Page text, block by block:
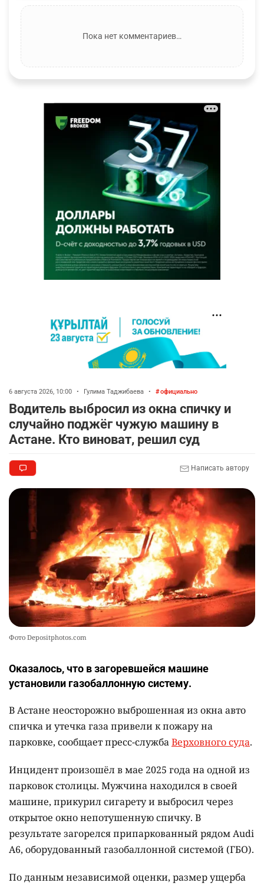
Пока нет комментариев…
6 августа 2026, 10:00 • Гулима Таджибаева • официально
Водитель выбросил из окна спичку и
случайно поджёг чужую машину в
Астане. Кто виноват, решил суд
Написать автору
Фото Depositphotos.com
Оказалось, что в загоревшейся машине
установили газобаллонную систему.
В Астане неосторожно выброшенная из окна авто
спичка и утечка газа привели к пожару на
парковке, сообщает пресс-службаВерховного суда.
Инцидент произошёл в мае 2025 года на одной из
парковок столицы. Мужчина находился в своей
машине, прикурил сигарету и выбросил через
открытое окно непотушенную спичку. В
результате загорелся припаркованный рядом Audi
A6, оборудованный газобаллонной системой (ГБО).
По данным независимой оценки, размер ущерба